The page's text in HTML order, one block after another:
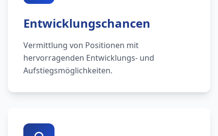
Entwicklungschancen
Vermittlung von Positionen mit
hervorragenden Entwicklungs- und
Aufstiegsmöglichkeiten.